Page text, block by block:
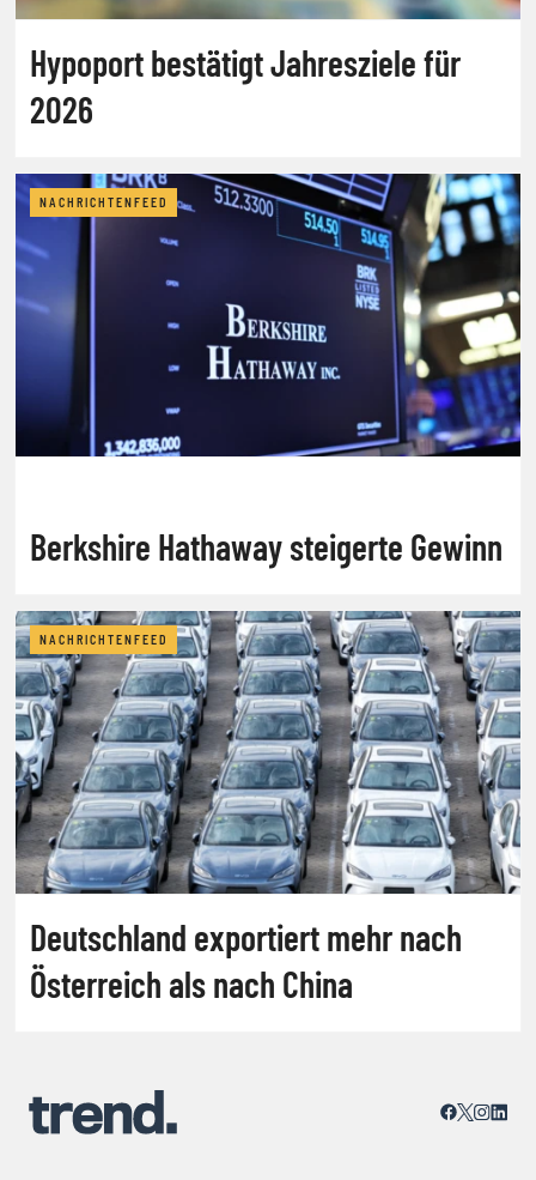
Hypoport bestätigt Jahresziele für
2026
NACHRICHTENFEED
Berkshire Hathaway steigerte Gewinn
NACHRICHTENFEED
Deutschland exportiert mehr nach
Österreich als nach China